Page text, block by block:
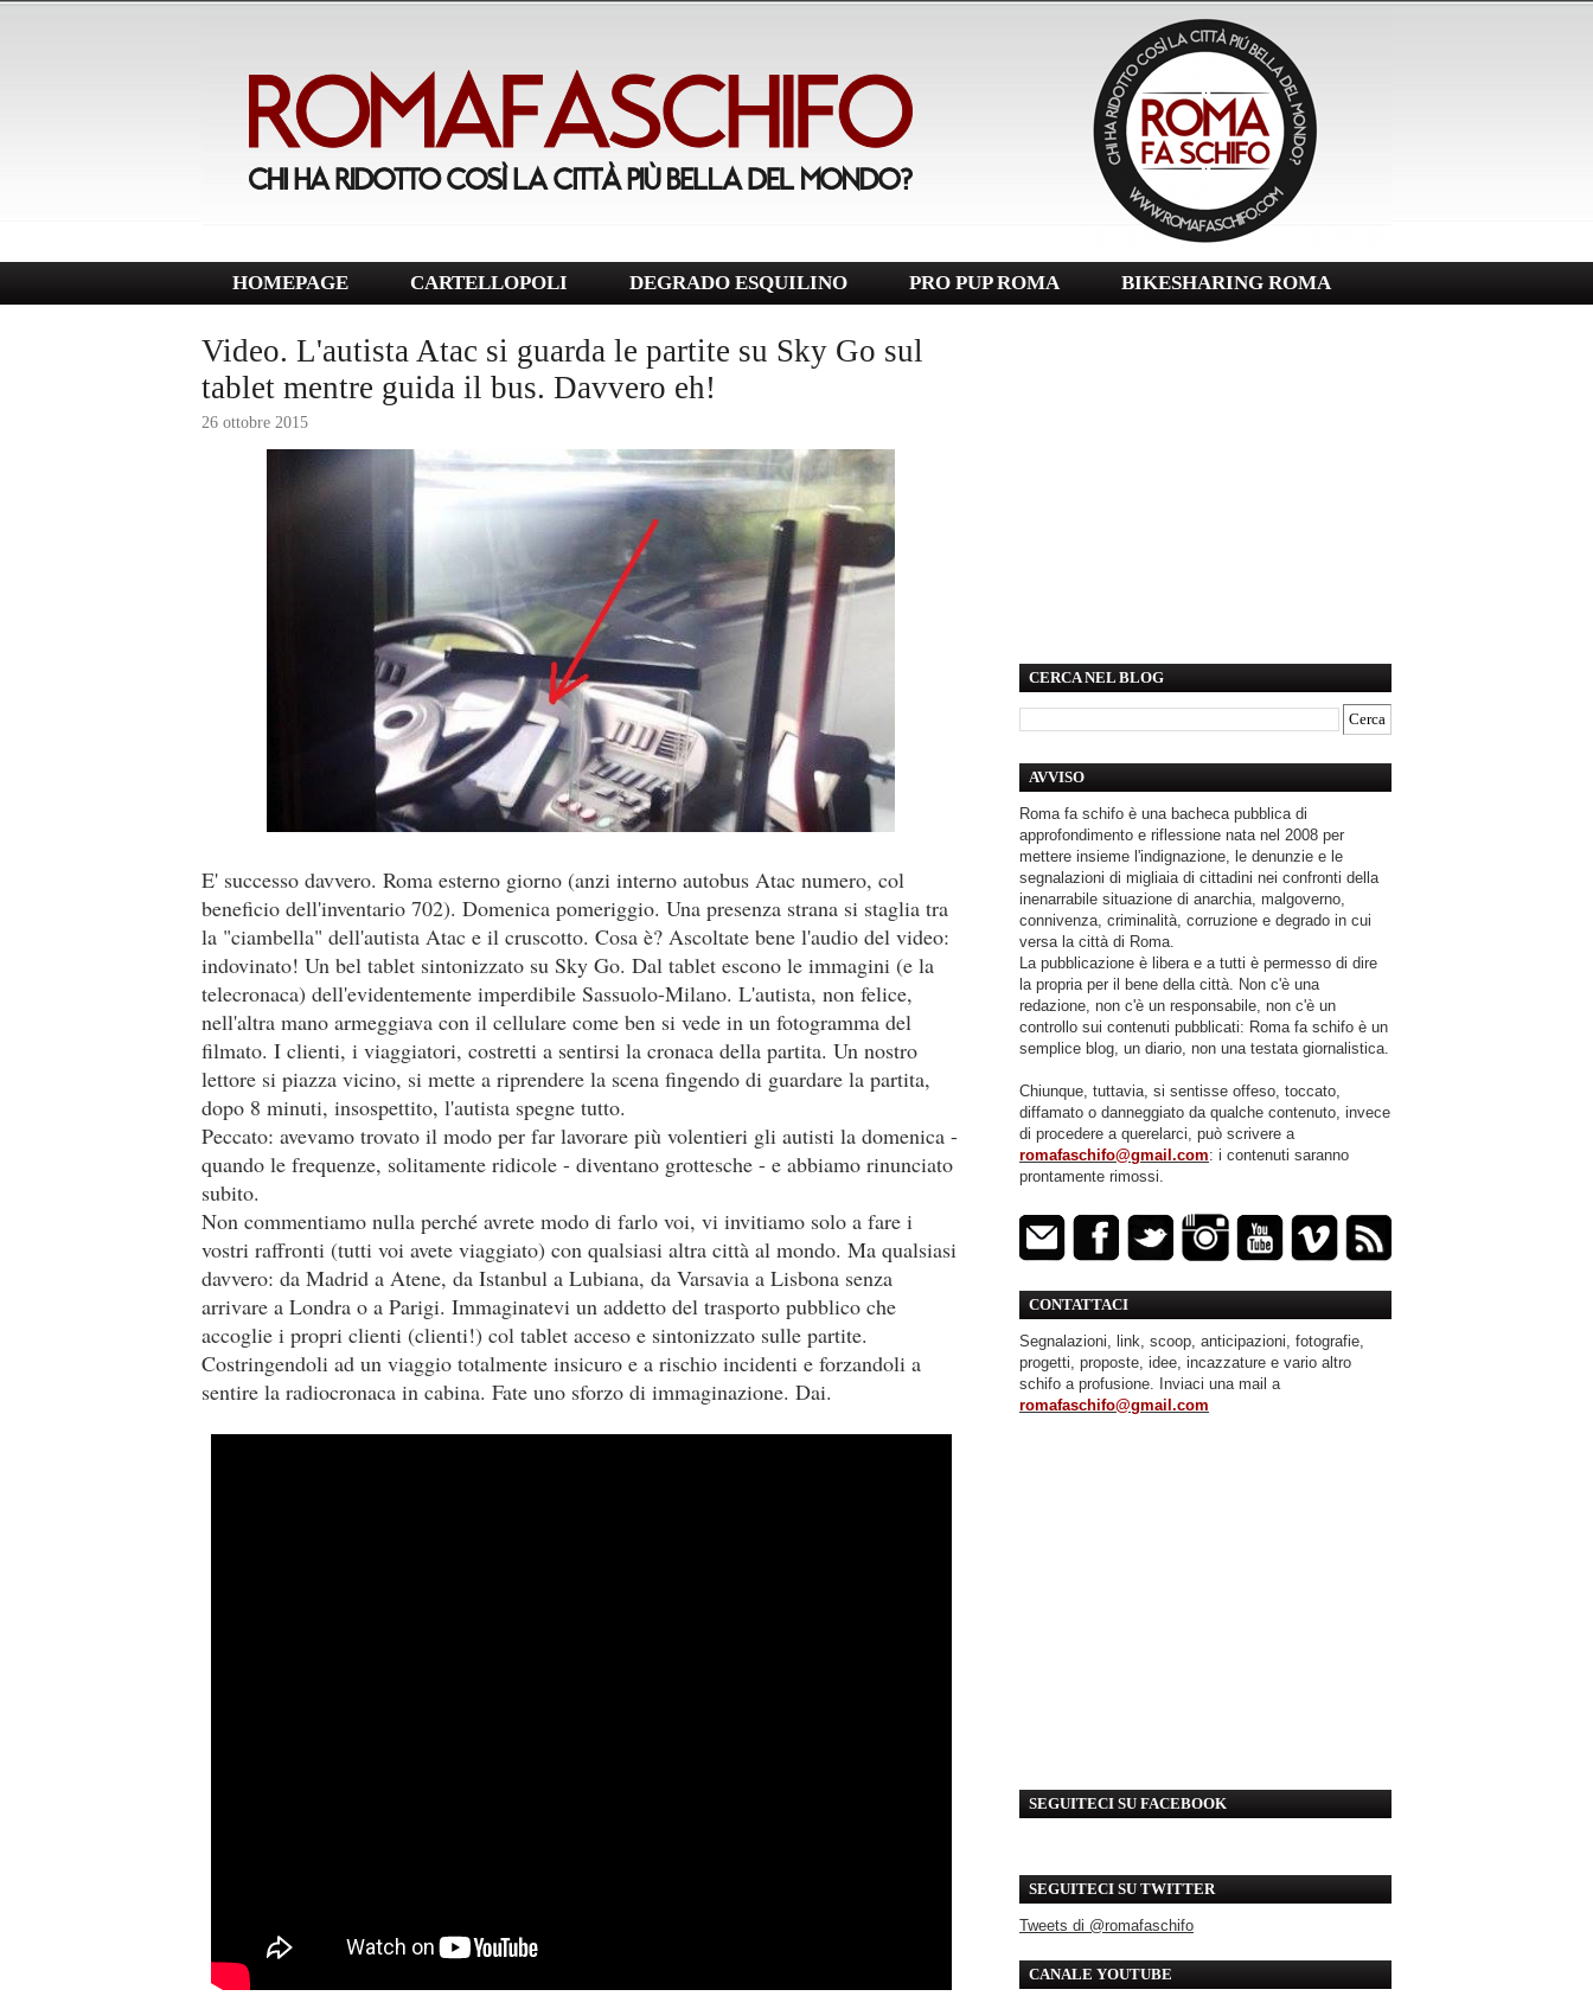
HOMEPAGE CARTELLOPOLI DEGRADO ESQUILINO PRO PUP ROMA BIKESHARING ROMA
Video. L'autista Atac si guarda le partite su Sky Go sul
tablet mentre guida il bus. Davvero eh!
26 ottobre 2015
E' successo davvero. Roma esterno giorno (anzi interno autobus Atac numero, col
beneficio dell'inventario 702). Domenica pomeriggio. Una presenza strana si staglia tra
la "ciambella" dell'autista Atac e il cruscotto. Cosa è? Ascoltate bene l'audio del video:
indovinato! Un bel tablet sintonizzato su Sky Go. Dal tablet escono le immagini (e la
telecronaca) dell'evidentemente imperdibile Sassuolo-Milano. L'autista, non felice,
nell'altra mano armeggiava con il cellulare come ben si vede in un fotogramma del
filmato. I clienti, i viaggiatori, costretti a sentirsi la cronaca della partita. Un nostro
lettore si piazza vicino, si mette a riprendere la scena fingendo di guardare la partita,
dopo 8 minuti, insospettito, l'autista spegne tutto.
Peccato: avevamo trovato il modo per far lavorare più volentieri gli autisti la domenica -
quando le frequenze, solitamente ridicole - diventano grottesche - e abbiamo rinunciato
subito.
Non commentiamo nulla perché avrete modo di farlo voi, vi invitiamo solo a fare i
vostri raffronti (tutti voi avete viaggiato) con qualsiasi altra città al mondo. Ma qualsiasi
davvero: da Madrid a Atene, da Istanbul a Lubiana, da Varsavia a Lisbona senza
arrivare a Londra o a Parigi. Immaginatevi un addetto del trasporto pubblico che
accoglie i propri clienti (clienti!) col tablet acceso e sintonizzato sulle partite.
Costringendoli ad un viaggio totalmente insicuro e a rischio incidenti e forzandoli a
sentire la radiocronaca in cabina. Fate uno sforzo di immaginazione. Dai.
CERCA NEL BLOG
AVVISO
Roma fa schifo è una bacheca pubblica di
approfondimento e riflessione nata nel 2008 per
mettere insieme l'indignazione, le denunzie e le
segnalazioni di migliaia di cittadini nei confronti della
inenarrabile situazione di anarchia, malgoverno,
connivenza, criminalità, corruzione e degrado in cui
versa la città di Roma.
La pubblicazione è libera e a tutti è permesso di dire
la propria per il bene della città. Non c'è una
redazione, non c'è un responsabile, non c'è un
controllo sui contenuti pubblicati: Roma fa schifo è un
semplice blog, un diario, non una testata giornalistica.
Chiunque, tuttavia, si sentisse offeso, toccato,
diffamato o danneggiato da qualche contenuto, invece
di procedere a querelarci, può scrivere a
romafaschifo@gmail.com: i contenuti saranno
prontamente rimossi.
CONTATTACI
Segnalazioni, link, scoop, anticipazioni, fotografie,
progetti, proposte, idee, incazzature e vario altro
schifo a profusione. Inviaci una mail a
romafaschifo@gmail.com
SEGUITECI SU FACEBOOK
SEGUITECI SU TWITTER
Tweets di @romafaschifo
CANALE YOUTUBE